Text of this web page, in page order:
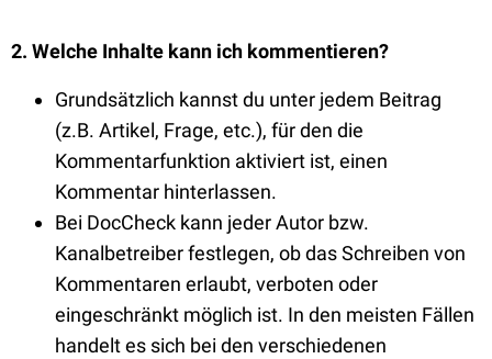
2. Welche Inhalte kann ich kommentieren?
Grundsätzlich kannst du unter jedem Beitrag
(z.B. Artikel, Frage, etc.), für den die
Kommentarfunktion aktiviert ist, einen
Kommentar hinterlassen.
Bei DocCheck kann jeder Autor bzw.
Kanalbetreiber festlegen, ob das Schreiben von
Kommentaren erlaubt, verboten oder
eingeschränkt möglich ist. In den meisten Fällen
handelt es sich bei den verschiedenen